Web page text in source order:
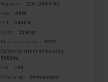
Napięcie:
220 - 240 V AC
Moc:
40W
CCT:
4000 K
Kolor:
Czarny
Klasa szczelności:
IP20
Całkowity strumień świetlny:
5000lm
CRI:
>90
Gwarancja:
60 miesięcy